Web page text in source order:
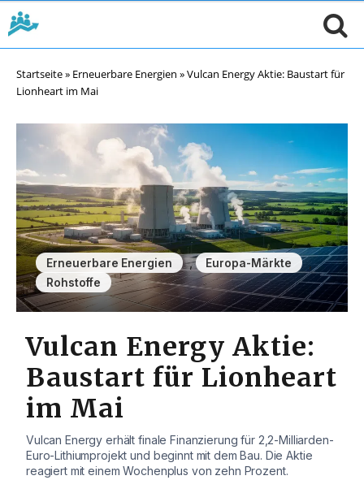
Startseite» Erneuerbare Energien »Vulcan Energy Aktie: Baustart für
Lionheart im Mai
Erneuerbare Energien , Europa-Märkte ,
Rohstoffe
Vulcan Energy Aktie:
Baustart für Lionheart
im Mai
Vulcan Energy erhält finale Finanzierung für 2,2-Milliarden-
Euro-Lithiumprojekt und beginnt mit dem Bau. Die Aktie
reagiert mit einem Wochenplus von zehn Prozent.